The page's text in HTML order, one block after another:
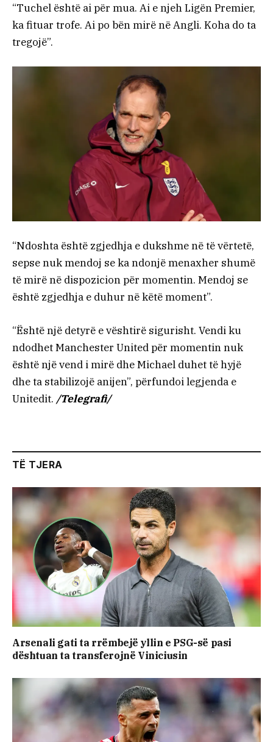
“Tuchel është ai për mua. Ai e njeh Ligën Premier,
ka fituar trofe. Ai po bën mirë në Angli. Koha do ta
tregojë”.
“Ndoshta është zgjedhja e dukshme në të vërtetë,
sepse nuk mendoj se ka ndonjë menaxher shumë
të mirë në dispozicion për momentin. Mendoj se
është zgjedhja e duhur në këtë moment”.
“Është një detyrë e vështirë sigurisht. Vendi ku
ndodhet Manchester United për momentin nuk
është një vend i mirë dhe Michael duhet të hyjë
dhe ta stabilizojë anijen”, përfundoi legjenda e
Unitedit. /Telegrafi/
TË TJERA
Arsenali gati ta rrëmbejë yllin e PSG-së pasi
dështuan ta transferojnë Viniciusin